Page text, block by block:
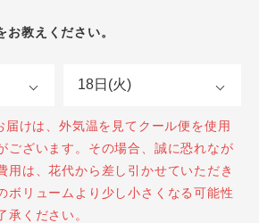
お教えください。
けは、外気温を見てクール便を使用
ございます。その場合、誠に恐れなが
用は、花代から差し引かせていただき
ボリュームより少し小さくなる可能性
承ください。